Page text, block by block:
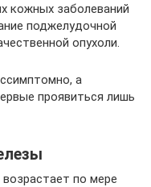
кожных заболеваний
поджелудочной
опухоли.
а
проявиться лишь
по мере